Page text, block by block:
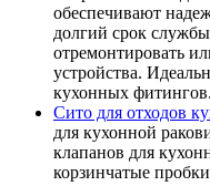
обеспечивают
долгий срок
отремонтировать
устройства.
кухонных фитингов.
Сито для отходов
для кухонной
клапанов для
корзинчатые